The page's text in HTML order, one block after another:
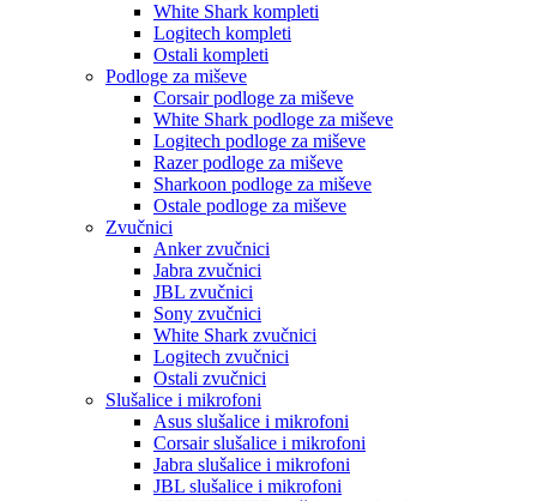
White Shark kompleti
Logitech kompleti
Ostali kompleti
Podloge za miševe
Corsair podloge za miševe
White Shark podloge za miševe
Logitech podloge za miševe
Razer podloge za miševe
Sharkoon podloge za miševe
Ostale podloge za miševe
Zvučnici
Anker zvučnici
Jabra zvučnici
JBL zvučnici
Sony zvučnici
White Shark zvučnici
Logitech zvučnici
Ostali zvučnici
Slušalice i mikrofoni
Asus slušalice i mikrofoni
Corsair slušalice i mikrofoni
Jabra slušalice i mikrofoni
JBL slušalice i mikrofoni